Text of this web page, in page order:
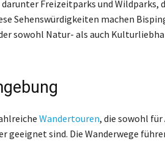
Freizeitparks und Wildparks,
Sehenswürdigkeiten machen
sowohl Natur- als auch
Wandertouren, die sowohl
sind. Die Wanderwege